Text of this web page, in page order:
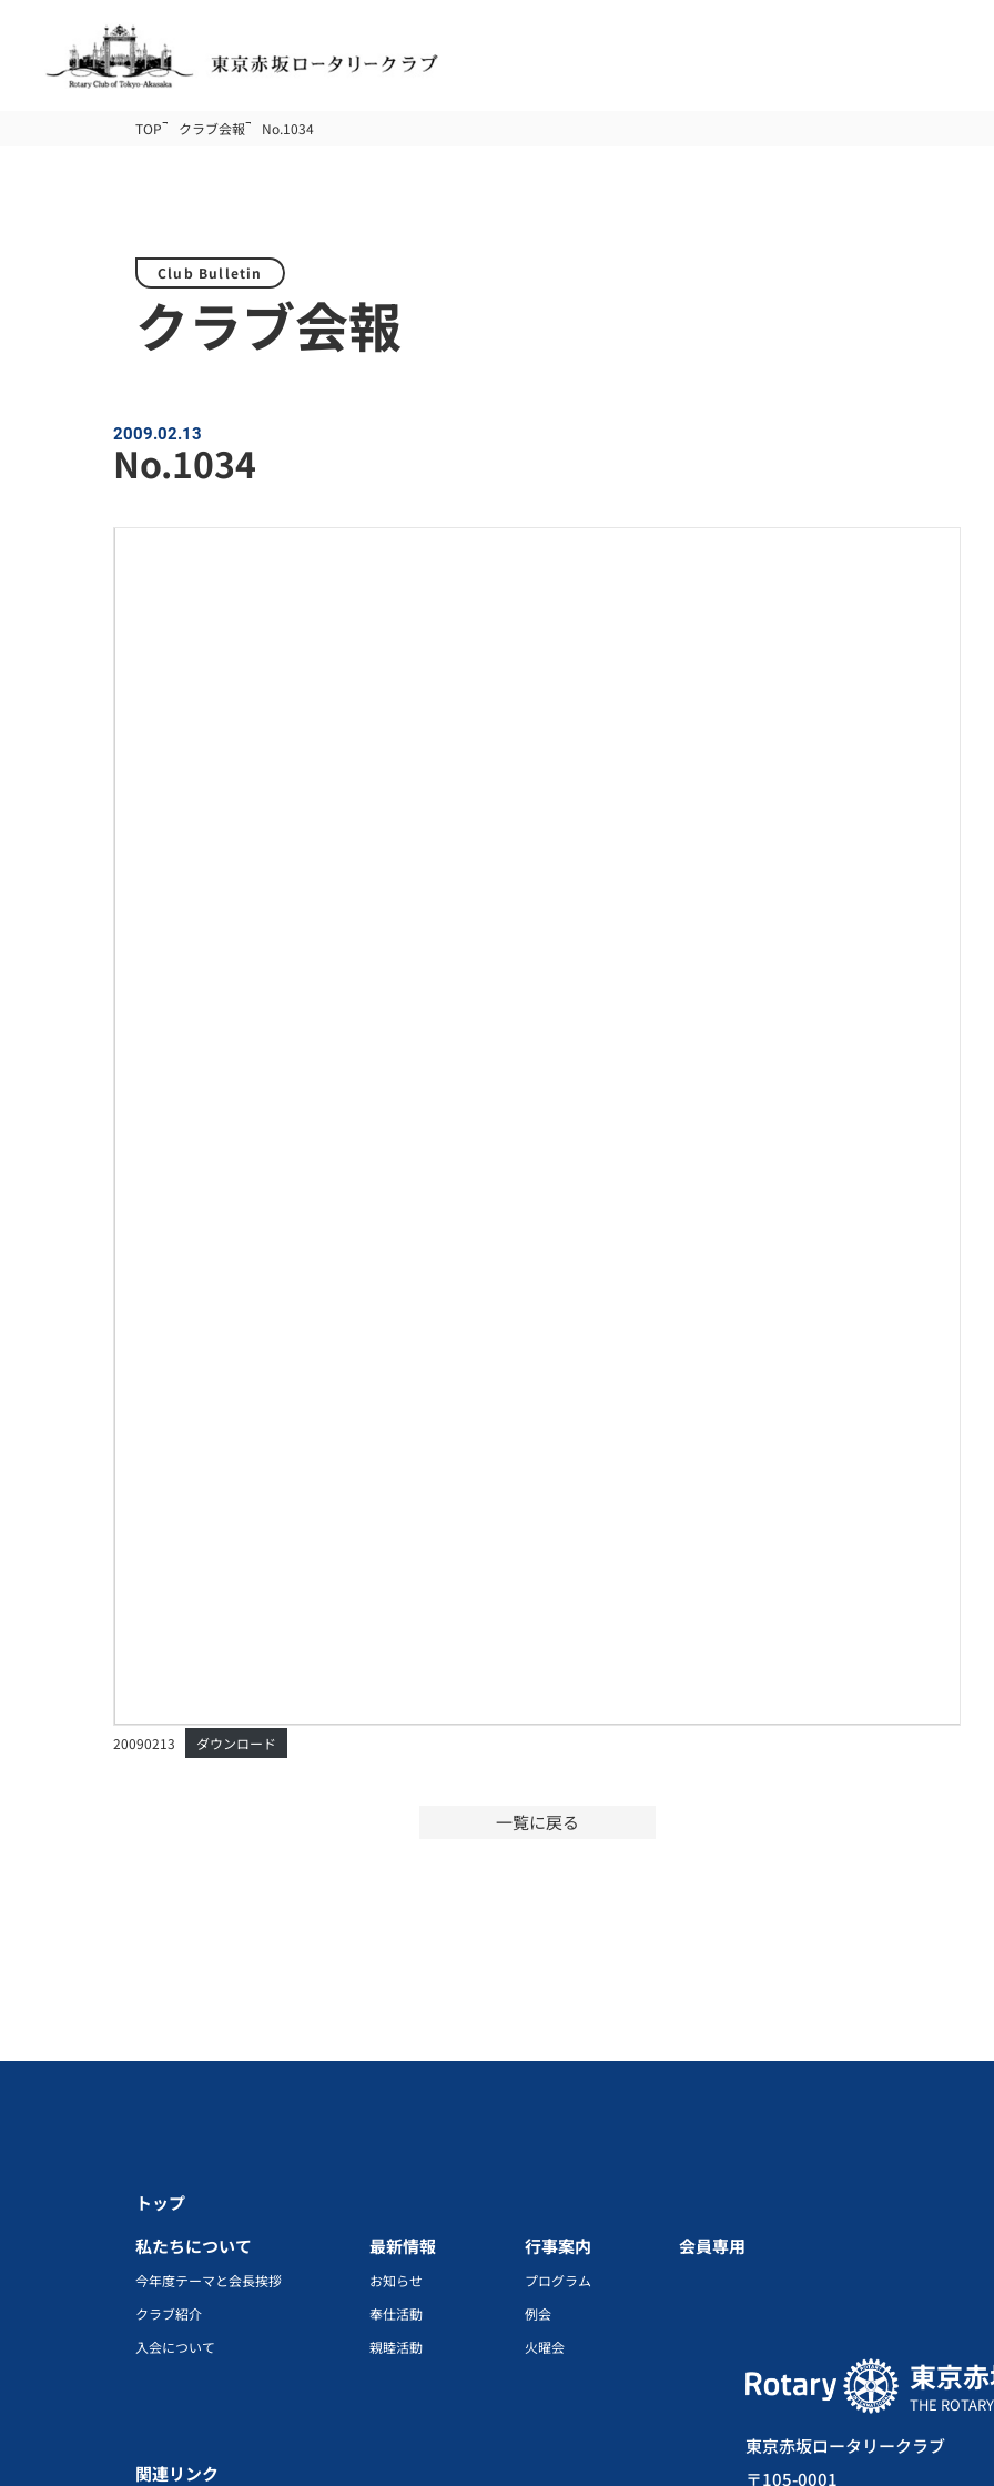
TOP クラブ会報 No.1034
Club Bulletin
クラブ会報
2009.02.13
No.1034
20090213 ダウンロード
一覧に戻る
トップ
私たちについて
今年度テーマと会長挨拶
クラブ紹介
入会について
最新情報
お知らせ
奉仕活動
親睦活動
行事案内
プログラム
例会
火曜会
会員専用
関連リンク
東京
THE
東京赤坂ロータリークラブ
〒105-0001